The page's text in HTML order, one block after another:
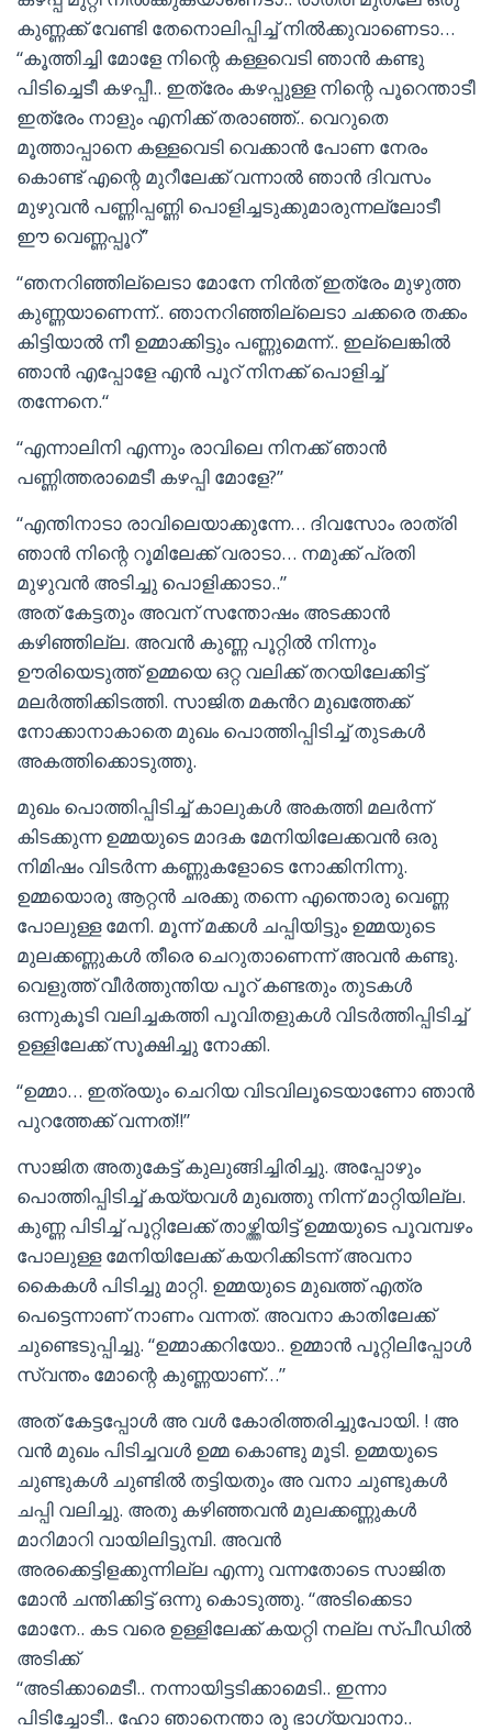
കുണ്ണക്ക് വേണ്ടി തേനൊലിപ്പിച്ച് നിൽക്കുവാണെടാ…
“കൂത്തിച്ചി മോളേ നിന്റെ കള്ളവെടി ഞാൻ കണ്ടു
പിടിച്ചെടീ കഴപ്പീ.. ഇത്രേം കഴപ്പുള്ള നിന്റെ പൂറെന്താടീ
ഇത്രേം നാളും എനിക്ക് തരാഞ്ഞ്.. വെറുതെ
മൂത്താപ്പാനെ കള്ളവെടി വെക്കാൻ പോണ നേരം
കൊണ്ട് എന്റെ മുറീലേക്ക് വന്നാൽ ഞാൻ ദിവസം
മുഴുവൻ പണ്ണിപ്പണ്ണി പൊളിച്ചടുക്കുമാരുന്നല്ലോടീ
ഈ വെണ്ണപ്പൂറ്”
“ഞനറിഞ്ഞില്ലെടാ മോനേ നിൻത് ഇത്രേം മുഴുത്ത
കുണ്ണയാണെന്ന്.. ഞാനറിഞ്ഞില്ലെടാ ചക്കരെ തക്കം
കിട്ടിയാൽ നീ ഉമ്മാക്കിട്ടും പണ്ണുമെന്ന്.. ഇല്ലെങ്കിൽ
ഞാൻ എപ്പോളേ എൻ പൂറ് നിനക്ക് പൊളിച്ച്
തന്നേനെ.“
“എന്നാലിനി എന്നും രാവിലെ നിനക്ക് ഞാൻ
പണ്ണിത്തരാമെടീ കഴപ്പി മോളേ?”
“എന്തിനാടാ രാവിലെയാക്കുന്നേ… ദിവസോം രാത്രി
ഞാൻ നിന്റെ റൂമിലേക്ക് വരാടാ… നമുക്ക് പ്രതി
മുഴുവൻ അടിച്ചു പൊളിക്കാടാ..”
അത് കേട്ടതും അവന് സന്തോഷം അടക്കാൻ
കഴിഞ്ഞില്ല. അവൻ കുണ്ണ പൂറ്റിൽ നിന്നും
ഊരിയെടുത്ത് ഉമ്മയെ ഒറ്റ വലിക്ക് തറയിലേക്കിട്ട്
മലർത്തിക്കിടത്തി. സാജിത മകൻറ മുഖത്തേക്ക്
നോക്കാനാകാതെ മുഖം പൊത്തിപ്പിടിച്ച് തുടകൾ
അകത്തിക്കൊടുത്തു.
മുഖം പൊത്തിപ്പിടിച്ച് കാലുകൾ അകത്തി മലർന്ന്
കിടക്കുന്ന ഉമ്മയുടെ മാദക മേനിയിലേക്കവൻ ഒരു
നിമിഷം വിടർന്ന കണ്ണുകളോടെ നോക്കിനിന്നു.
ഉമ്മയൊരു ആറ്റൻ ചരക്കു തന്നെ എന്തൊരു വെണ്ണ
പോലുള്ള മേനി. മൂന്ന് മക്കൾ ചപ്പിയിട്ടും ഉമ്മയുടെ
മുലക്കണ്ണുകൾ തീരെ ചെറുതാണെന്ന് അവൻ കണ്ടു.
വെളുത്ത് വീർത്തുന്തിയ പൂറ് കണ്ടതും തുടകൾ
ഒന്നുകൂടി വലിച്ചകത്തി പൂവിതളുകൾ വിടർത്തിപ്പിടിച്ച്
ഉള്ളിലേക്ക് സൂക്ഷിച്ചു നോക്കി.
“ഉമ്മാ… ഇത്രയും ചെറിയ വിടവിലൂടെയാണോ ഞാൻ
പുറത്തേക്ക് വന്നത്!!”
സാജിത അതുകേട്ട് കുലുങ്ങിച്ചിരിച്ചു. അപ്പോഴും
പൊത്തിപ്പിടിച്ച് കയ്യവൾ മുഖത്തു നിന്ന് മാറ്റിയില്ല.
കുണ്ണ പിടിച്ച് പൂറ്റിലേക്ക് താഴ്ത്തിയിട്ട് ഉമ്മയുടെ പൂവമ്പഴം
പോലുള്ള മേനിയിലേക്ക് കയറിക്കിടന്ന് അവനാ
കൈകൾ പിടിച്ചു മാറ്റി. ഉമ്മയുടെ മുഖത്ത് എത്ര
പെട്ടെന്നാണ് നാണം വന്നത്. അവനാ കാതിലേക്ക്
ചുണ്ടെടുപ്പിച്ചു. “ഉമ്മാക്കറിയോ.. ഉമ്മാൻ പൂറ്റിലിപ്പോൾ
സ്വന്തം മോന്റെ കുണ്ണയാണ്…”
അത് കേട്ടപ്പോൾ അ വൾ കോരിത്തരിച്ചുപോയി. ! അ
വൻ മുഖം പിടിച്ചവൾ ഉമ്മ കൊണ്ടു മൂടി. ഉമ്മയുടെ
ചുണ്ടുകൾ ചുണ്ടിൽ തട്ടിയതും അ വനാ ചുണ്ടുകൾ
ചപ്പി വലിച്ചു. അതു കഴിഞ്ഞവൻ മുലക്കണ്ണുകൾ
മാറിമാറി വായിലിട്ടുമ്പി. അവൻ
അരക്കെട്ടിളക്കുന്നില്ല എന്നു വന്നതോടെ സാജിത
മോൻ ചന്തിക്കിട്ട് ഒന്നു കൊടുത്തു. “അടിക്കെടാ
മോനേ.. കട വരെ ഉള്ളിലേക്ക് കയറ്റി നല്ല സ്പീഡിൽ
അടിക്ക്
“അടിക്കാമെടീ.. നന്നായിട്ടടിക്കാമെടി.. ഇന്നാ
പിടിച്ചോടീ.. ഹോ ഞാനെന്താ രു ഭാഗ്യവാനാ..